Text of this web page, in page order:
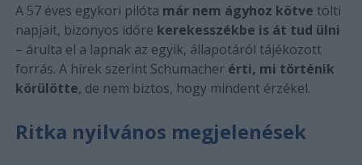
A 57 éves egykori pilóta már nem ágyhoz kötve tölti
napjait, bizonyos időre kerekesszékbe is át tud ülni
– árulta el a lapnak az egyik, állapotáról tájékozott
forrás. A hírek szerint Schumacher érti, mi történik
körülötte, de nem biztos, hogy mindent érzékel.
Ritka nyilvános megjelenések